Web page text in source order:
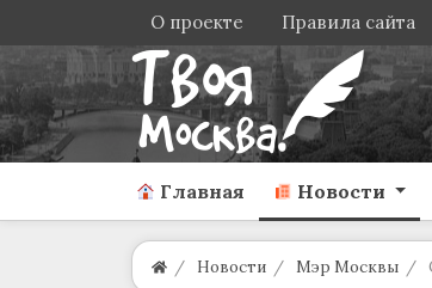
О проекте Правила сайта
Главная Новости
Новости Мэр Москвы